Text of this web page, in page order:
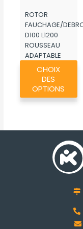
ROTOR
FAUCHAGE/
D100 L1200
ROUSSEAU
ADAPTABLE
MK265
CHOIX
DES
OPTIONS
Ce